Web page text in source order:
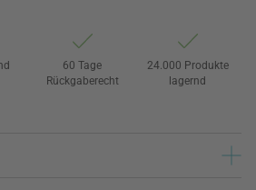
60 Tage
Rückgaberecht
24.000 Produkte
lagernd